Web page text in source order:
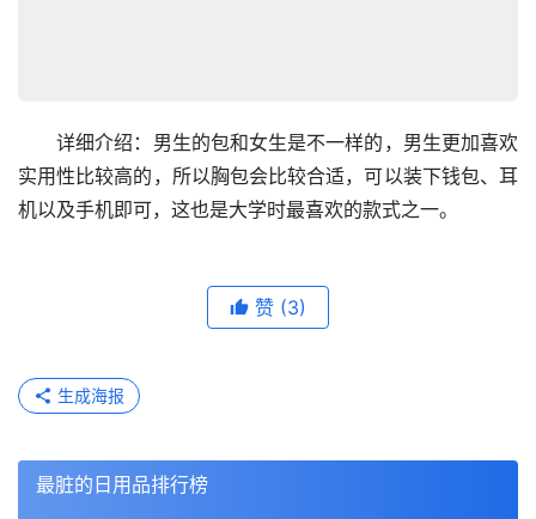
详细介绍：男生的包和女生是不一样的，男生更加喜欢
实用性比较高的，所以胸包会比较合适，可以装下钱包、耳
机以及手机即可，这也是大学时最喜欢的款式之一。
赞 (3)
生成海报
最脏的日用品排行榜